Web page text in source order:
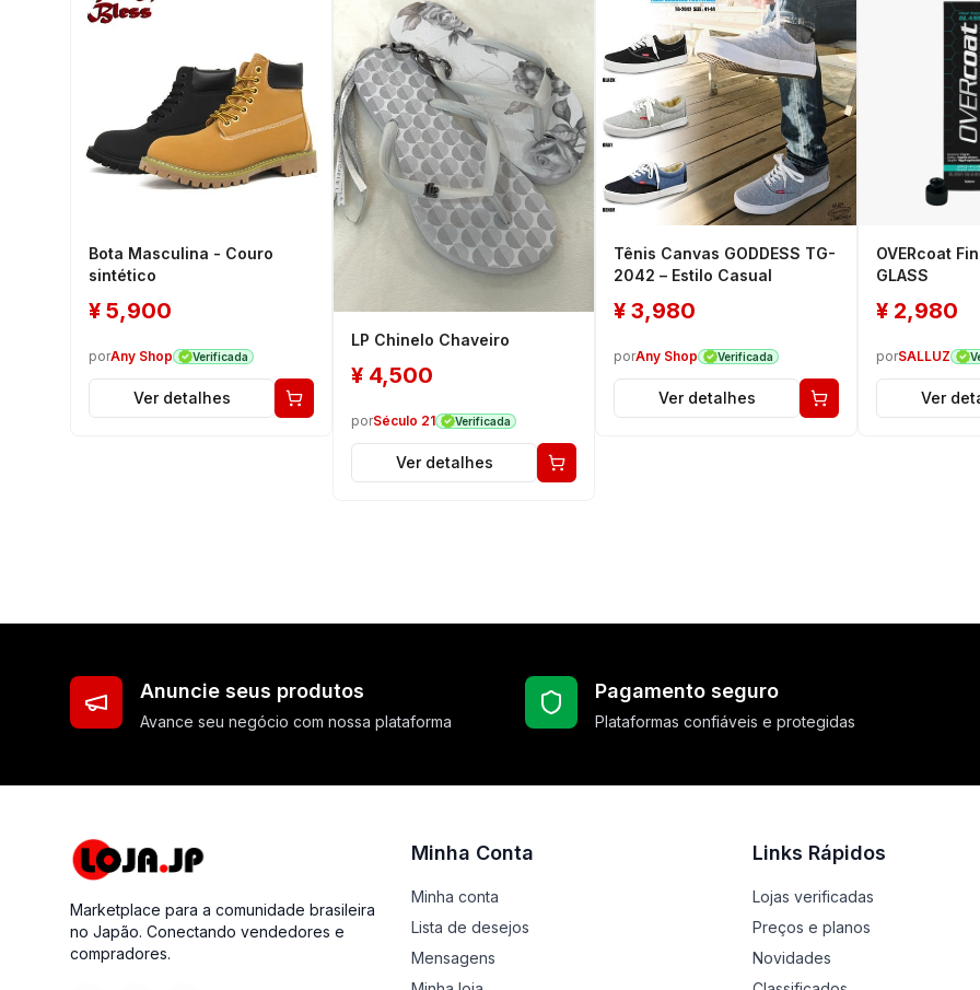
Bota Masculina - Couro
sintético
¥ 5,900
porAny Shop Verificada
Ver detalhes
LP Chinelo Chaveiro
¥ 4,500
porSéculo 21 Verificada
Ver detalhes
Tênis Canvas GODDESS TG-
2042 – Estilo Casual
¥ 3,980
porAny Shop Verificada
Ver detalhes
OVERcoat
GLASS
¥ 2,980
porSALLUZ
Ver
Anuncie seus produtos
Avance seu negócio com nossa plataforma
Pagamento seguro
Plataformas confiáveis e protegidas
Marketplace para a comunidade brasileira
no Japão. Conectando vendedores e
compradores.
Minha Conta
Minha conta
Lista de desejos
Mensagens
Links Rápidos
Lojas verificadas
Preços e planos
Novidades